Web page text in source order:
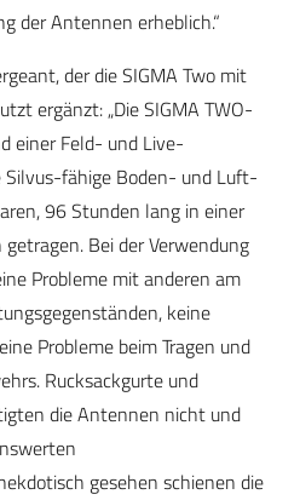
der Antennen erheblich.“
der die SIGMA Two mit
ergänzt: „Die SIGMA TWO-
einer Feld- und Live-
Silvus-fähige Boden- und Luft-
96 Stunden lang in einer
Bei der Verwendung
Probleme mit anderen am
keine
Probleme beim Tragen und
Rucksackgurte und
die Antennen nicht und
gesehen schienen die